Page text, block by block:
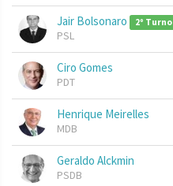
Jair Bolsonaro 2º Turno
PSL
Ciro Gomes
PDT
Henrique Meirelles
MDB
Geraldo Alckmin
PSDB